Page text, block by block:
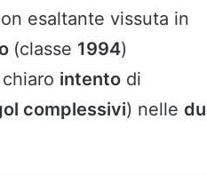
esaltante vissuta in
(classe 1994)
intento di
complessivi) nelle